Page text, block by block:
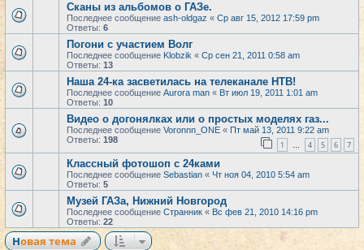
Сканы из альбомов о ГАЗе.
Последнее сообщение ash-oldgaz « Ср авг 15, 2012 17:59 pm
Ответы: 6
Погони с участием Волг
Последнее сообщение Klobzik « Ср сен 21, 2011 0:58 am
Ответы: 13
Наша 24-ка засветилась на телеканале НТВ!
Последнее сообщение Aurora man « Вт июл 19, 2011 1:01 am
Ответы: 10
Видео о догонялках или о простых моделях газ...
Последнее сообщение Voronnn_ONE « Пт май 13, 2011 9:22 am
Ответы: 198 1 … 4 5 6 7
Классный фотошоп с 24ками
Последнее сообщение Sebastian « Чт ноя 04, 2010 5:54 am
Ответы: 5
Музей ГАЗа, Нижний Новгород
Последнее сообщение Странник « Вс фев 21, 2010 14:16 pm
Ответы: 22
Новая тема